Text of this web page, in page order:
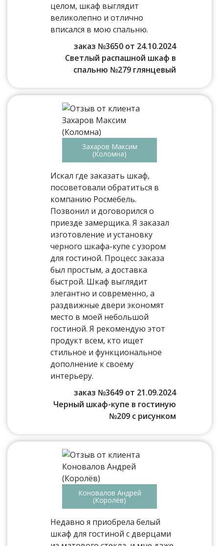
целом, шкаф выглядит
великолепно и отлично
вписался в мою спальню.
заказ №3650 от 24.10.2024
Светлый распашной шкаф в
спальню №279 глянцевый
Захаров Максим
(Коломна)
Искал где заказать шкаф,
посоветовали обратиться в
компанию Росмебель.
Позвонил и договорился о
приезде замерщика. Я заказал
изготовление и установку
черного шкафа-купе с узором
для гостиной. Процесс заказа
был простым, а доставка
быстрой. Шкаф выглядит
элегантно и современно, а
раздвижные двери экономят
место в моей небольшой
гостиной. Я рекомендую этот
продукт всем, кто ищет
стильное и функциональное
дополнение к своему
интерьеру.
заказ №3649 от 21.09.2024
Черный шкаф-купе в гостиную
№209 с рисунком
Коновалов Андрей
(Королёв)
Недавно я приобрела белый
шкаф для гостиной с дверцами